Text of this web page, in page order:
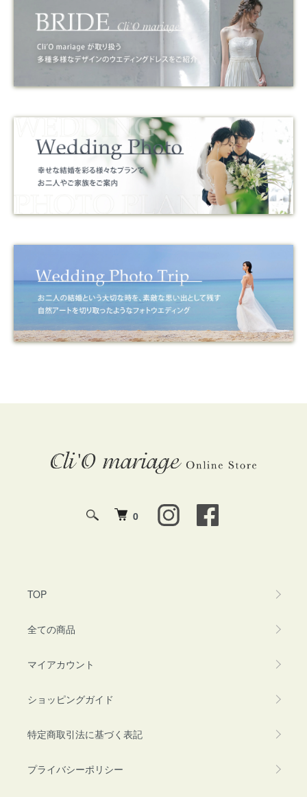
0
TOP
全ての商品
マイアカウント
ショッピングガイド
特定商取引法に基づく表記
プライバシーポリシー